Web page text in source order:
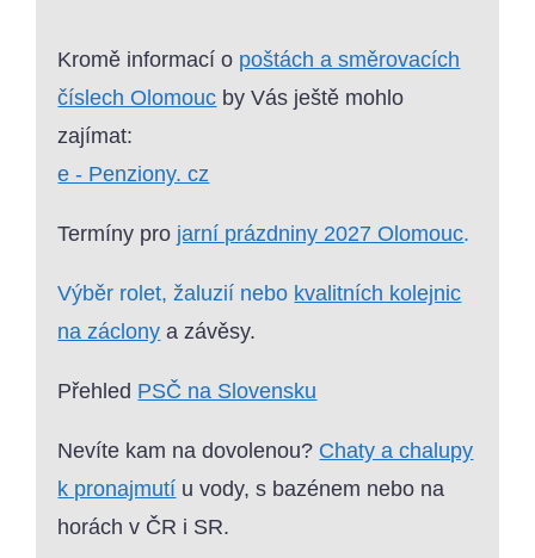
Kromě informací o poštách a směrovacích
číslech Olomouc by Vás ještě mohlo
zajímat:
e - Penziony. cz
Termíny pro jarní prázdniny 2027 Olomouc.
Výběr rolet, žaluzií nebo kvalitních kolejnic
na záclony a závěsy.
Přehled PSČ na Slovensku
Nevíte kam na dovolenou? Chaty a chalupy
k pronajmutí u vody, s bazénem nebo na
horách v ČR i SR.